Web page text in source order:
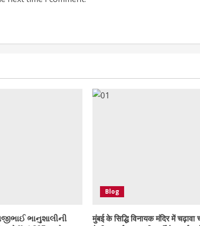
ભાનુશાલીની
Blog
मुंबई के सिद्धि विनायक मंदिर में चढ़ावा